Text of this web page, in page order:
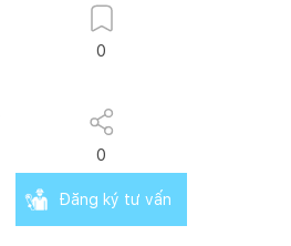
0
0
Đăng ký tư vấn